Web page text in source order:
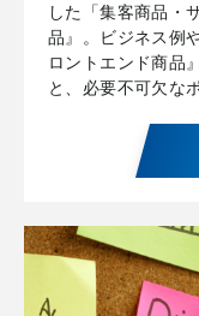
した「集客商品・
品』。ビジネス例
ロントエンド商品
と、必要不可欠な